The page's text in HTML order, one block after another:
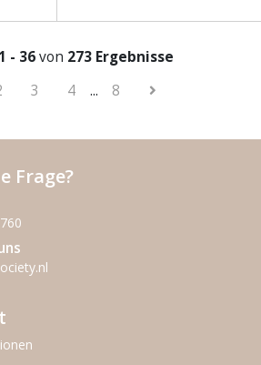
1 - 36von 273 Ergebnisse
3 4 ... 8
Frage?